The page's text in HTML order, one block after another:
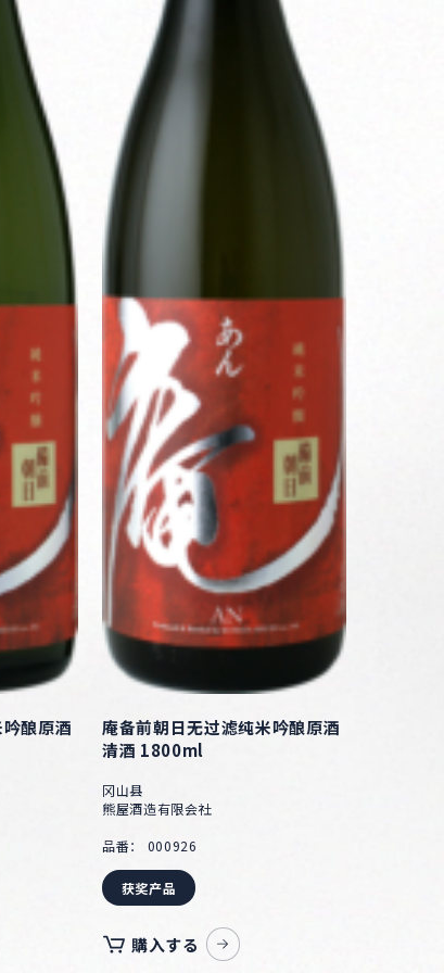
酿原酒
庵备前朝日无过滤纯米吟酿原酒
清酒 1800ml
冈山县
熊屋酒造有限会社
品番： 000926
获奖产品
購入する